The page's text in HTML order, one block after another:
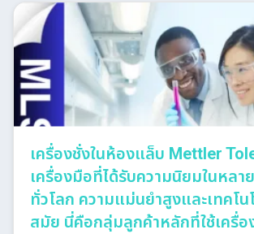
เครื่องชั่งในห้องแล็บ Mettler
เครื่องมือที่ได้รับความนิยมในหลา
ทั่วโลก ความแม่นยำสูงและเทคโ
สมัย นี่คือกลุ่มลูกค้าหลักที่ใช้เครื่อ